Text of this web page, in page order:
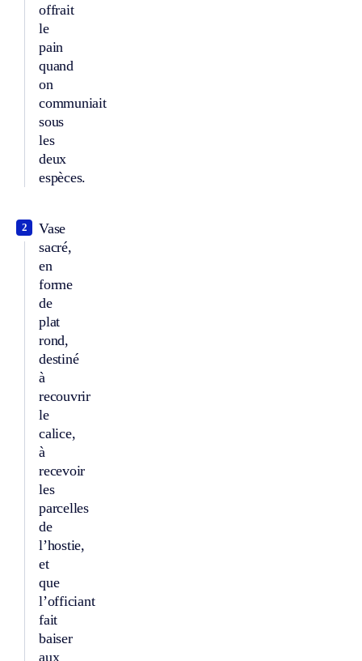
offrait
le
pain
quand
on
communiait
sous
les
deux
espèces.
Vase
sacré,
en
forme
de
plat
rond,
destiné
à
recouvrir
le
calice,
à
recevoir
les
parcelles
de
l’hostie,
et
que
l’officiant
fait
baiser
aux
2